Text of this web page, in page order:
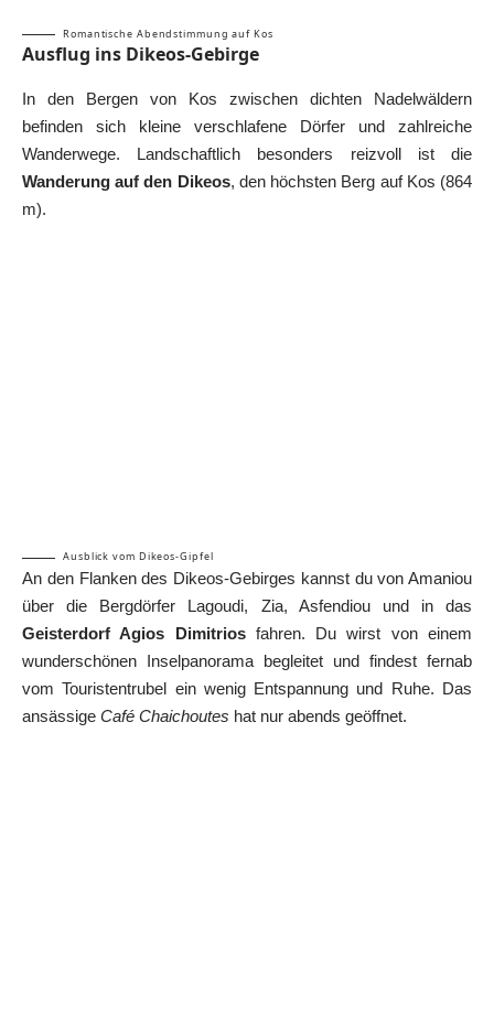
Romantische Abendstimmung auf Kos
Ausflug ins Dikeos-Gebirge
In den Bergen von Kos zwischen dichten Nadelwäldern
befinden sich kleine verschlafene Dörfer und zahlreiche
Wanderwege. Landschaftlich besonders reizvoll ist die
Wanderung auf den Dikeos, den höchsten Berg auf Kos (864
m).
Ausblick vom Dikeos-Gipfel
An den Flanken des Dikeos-Gebirges kannst du von Amaniou
über die Bergdörfer Lagoudi, Zia, Asfendiou und in das
Geisterdorf Agios Dimitriosfahren. Du wirst von einem
wunderschönen Inselpanorama begleitet und findest fernab
vom Touristentrubel ein wenig Entspannung und Ruhe. Das
ansässige Café Chaichoutes hat nur abends geöffnet.